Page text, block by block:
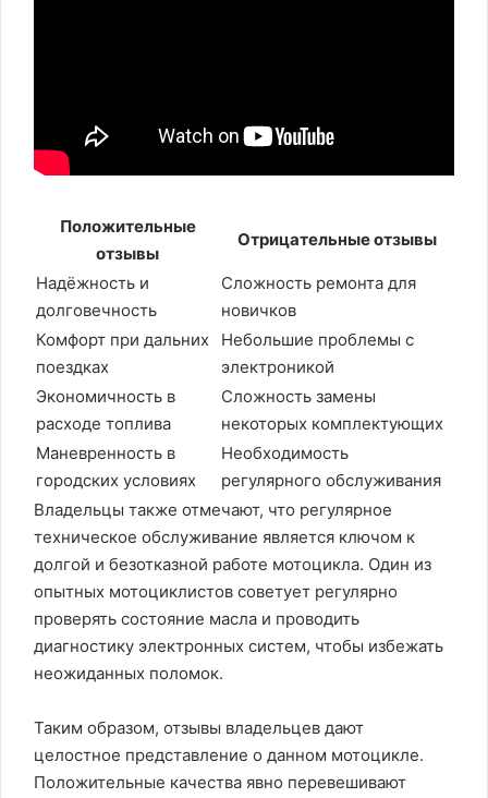
Положительные
отзывы
Отрицательные отзывы
Надёжность и
долговечность
Сложность ремонта для
новичков
Комфорт при дальних
поездках
Небольшие проблемы с
электроникой
Экономичность в
расходе топлива
Сложность замены
некоторых комплектующих
Маневренность в
городских условиях
Необходимость
регулярного обслуживания
Владельцы также отмечают, что регулярное
техническое обслуживание является ключом к
долгой и безотказной работе мотоцикла. Один из
опытных мотоциклистов советует регулярно
проверять состояние масла и проводить
диагностику электронных систем, чтобы избежать
неожиданных поломок.
Таким образом, отзывы владельцев дают
целостное представление о данном мотоцикле.
Положительные качества явно перевешивают